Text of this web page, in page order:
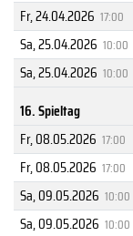
Fr, 24.04.2026 17:00
Sa, 25.04.2026 10:00
Sa, 25.04.2026 10:00
16. Spieltag
Fr, 08.05.2026 17:00
Fr, 08.05.2026 17:00
Sa, 09.05.2026 10:00
Sa, 09.05.2026 10:00